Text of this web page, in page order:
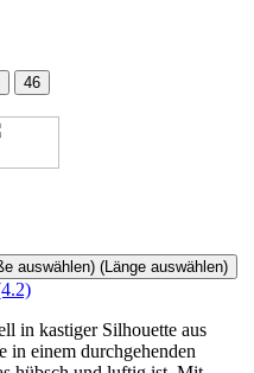
46
auswählen) (Länge auswählen)
in kastiger Silhouette aus
einem durchgehenden